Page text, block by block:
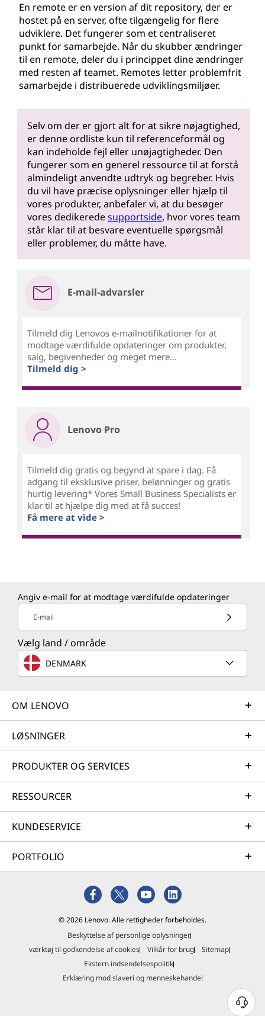
En remote er en version af dit repository, der er
hostet på en server, ofte tilgængelig for flere
udviklere. Det fungerer som et centraliseret
punkt for samarbejde. Når du skubber ændringer
til en remote, deler du i princippet dine ændringer
med resten af teamet. Remotes letter problemfrit
samarbejde i distribuerede udviklingsmiljøer.
Selv om der er gjort alt for at sikre nøjagtighed,
er denne ordliste kun til referenceformål og
kan indeholde fejl eller unøjagtigheder. Den
fungerer som en generel ressource til at forstå
almindeligt anvendte udtryk og begreber. Hvis
du vil have præcise oplysninger eller hjælp til
vores produkter, anbefaler vi, at du besøger
vores dedikeredesupportside, hvor vores team
står klar til at besvare eventuelle spørgsmål
eller problemer, du måtte have.
E-mail-advarsler
Tilmeld dig Lenovos e-mailnotifikationer for at
modtage værdifulde opdateringer om produkter,
salg, begivenheder og meget mere...
Tilmeld dig >
Lenovo Pro
Tilmeld dig gratis og begynd at spare i dag. Få
adgang til eksklusive priser, belønninger og gratis
hurtig levering* Vores Small Business Specialists er
klar til at hjælpe dig med at få succes!
Få mere at vide >
Angiv e-mail for at modtage værdifulde opdateringer
E-mail
Vælg land / område
DENMARK
OM LENOVO
LØSNINGER
PRODUKTER OG SERVICES
RESSOURCER
KUNDESERVICE
PORTFOLIO
© 2026 Lenovo. Alle rettigheder forbeholdes.
Beskyttelse af personlige oplysninger
værktøj til godkendelse af cookies
Vilkår for brug
Sitemap
Ekstern indsendelsespolitik
Erklæring mod slaveri og menneskehandel